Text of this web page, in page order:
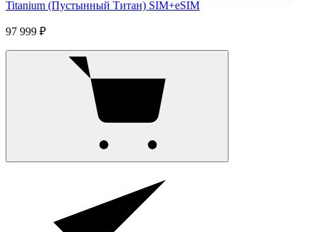
Titanium (Пустынный Титан) SIM+eSIM
97 999 ₽